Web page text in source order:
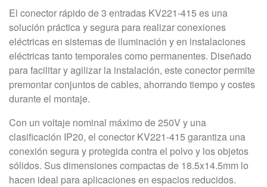
El conector rápido de 3 entradas KV221-415 es una
solución práctica y segura para realizar conexiones
eléctricas en sistemas de iluminación y en instalaciones
eléctricas tanto temporales como permanentes. Diseñado
para facilitar y agilizar la instalación, este conector permite
premontar conjuntos de cables, ahorrando tiempo y costes
durante el montaje.
Con un voltaje nominal máximo de 250V y una
clasificación IP20, el conector KV221-415 garantiza una
conexión segura y protegida contra el polvo y los objetos
sólidos. Sus dimensiones compactas de 18.5x14.5mm lo
hacen ideal para aplicaciones en espacios reducidos.